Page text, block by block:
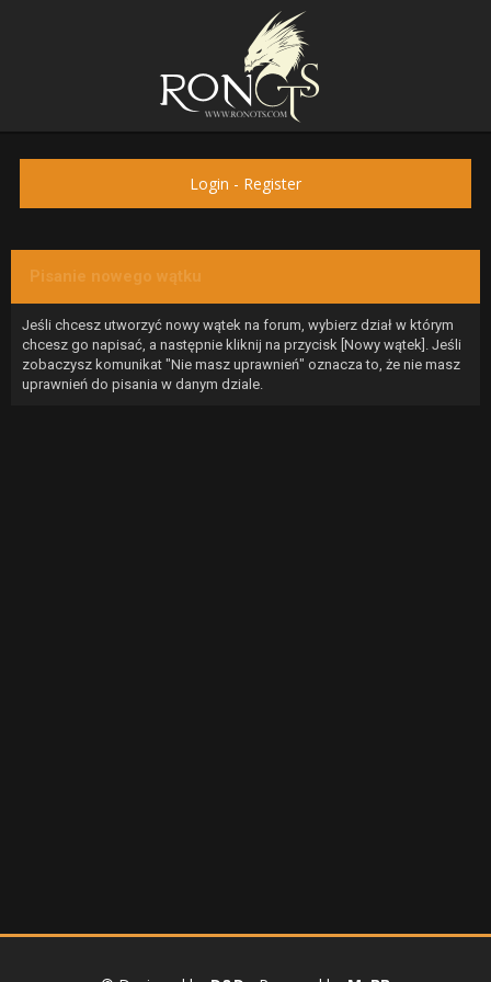
Login - Register
Pisanie nowego wątku
Jeśli chcesz utworzyć nowy wątek na forum, wybierz dział w którym
chcesz go napisać, a następnie kliknij na przycisk [Nowy wątek]. Jeśli
zobaczysz komunikat "Nie masz uprawnień" oznacza to, że nie masz
uprawnień do pisania w danym dziale.